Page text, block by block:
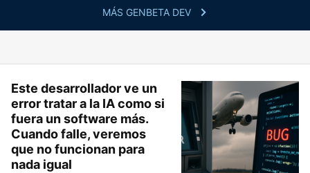
MÁS GENBETA DEV
Este desarrollador ve un
error tratar a la IA como si
fuera un software más.
Cuando falle, veremos
que no funcionan para
nada igual